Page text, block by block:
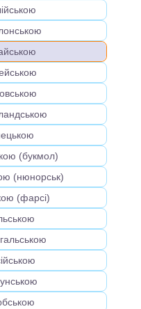
(букмол)
(нюнорськ)
(фарсі)